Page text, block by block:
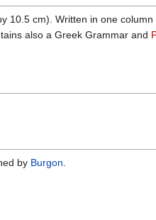
10.5 cm). Written in one
also a Greek Grammar and
by Burgon.